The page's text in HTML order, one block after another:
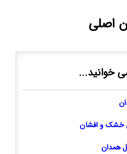
اصلی
خوانید...
خشک و افشان
همدان